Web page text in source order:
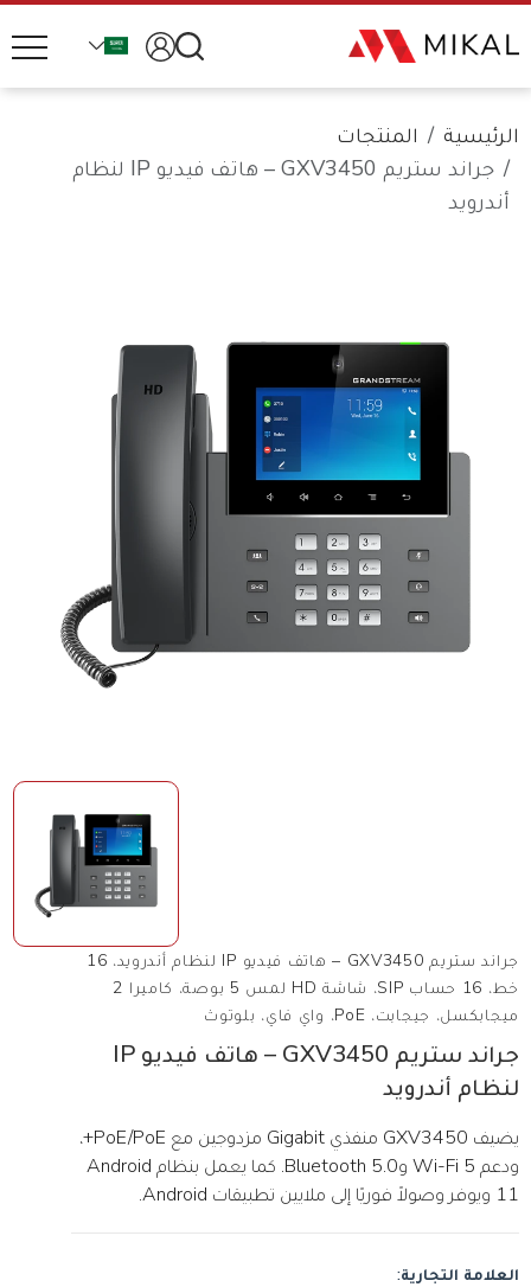
الرئيسية
المنتجات
جراند ستريم GXV3450 – هاتف فيديو IP لنظام
أندرويد
جراند ستريم GXV3450 – هاتف فيديو IP لنظام أندرويد، 16
خط، 16 حساب SIP، شاشة HD لمس 5 بوصة، كاميرا 2
ميجابكسل، جيجابت، PoE، واي فاي، بلوتوث
جراند ستريم GXV3450 – هاتف فيديو IP
لنظام أندرويد
يضيف GXV3450 منفذي Gigabit مزدوجين مع PoE/PoE+،
ودعم Wi-Fi 5 وBluetooth 5.0. كما يعمل بنظام Android
11 ويوفر وصولاً فوريًا إلى ملايين تطبيقات Android.
العلامة التجارية: